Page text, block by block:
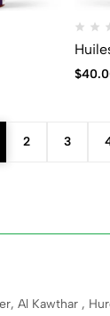
$
2 3
Al Kawthar ,